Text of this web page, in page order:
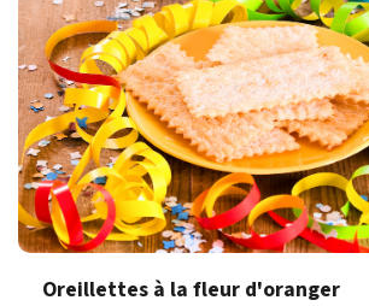
Oreillettes à la fleur d'oranger